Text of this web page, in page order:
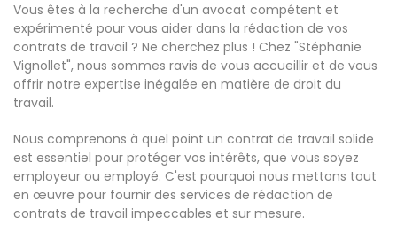
Vous êtes à la recherche d'un avocat compétent et
expérimenté pour vous aider dans la rédaction de vos
contrats de travail ? Ne cherchez plus ! Chez "Stéphanie
Vignollet", nous sommes ravis de vous accueillir et de vous
offrir notre expertise inégalée en matière de droit du
travail.
Nous comprenons à quel point un contrat de travail solide
est essentiel pour protéger vos intérêts, que vous soyez
employeur ou employé. C'est pourquoi nous mettons tout
en œuvre pour fournir des services de rédaction de
contrats de travail impeccables et sur mesure.